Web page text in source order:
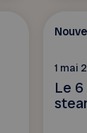
1 mai
Le